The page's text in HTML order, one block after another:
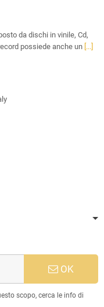
da dischi in vinile, Cd,
possiede anche un [...]
OK
scopo, cerca le info di